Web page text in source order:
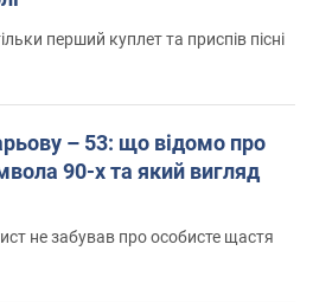
перший куплет та приспів пісні
– 53: що відомо про
90-х та який вигляд
не забував про особисте щастя